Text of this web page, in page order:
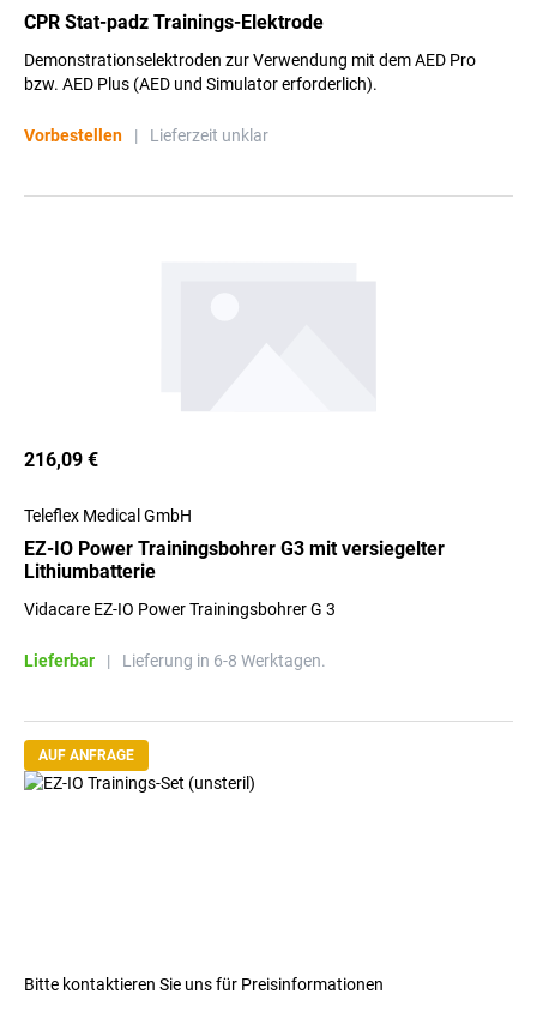
CPR Stat-padz Trainings-Elektrode
Demonstrationselektroden zur Verwendung mit dem AED Pro
bzw. AED Plus (AED und Simulator erforderlich).
Vorbestellen | Lieferzeit unklar
216,09 €
Teleflex Medical GmbH
EZ-IO Power Trainingsbohrer G3 mit versiegelter
Lithiumbatterie
Vidacare EZ-IO Power Trainingsbohrer G 3
Lieferbar | Lieferung in 6-8 Werktagen.
AUF ANFRAGE
Bitte kontaktieren Sie uns für Preisinformationen